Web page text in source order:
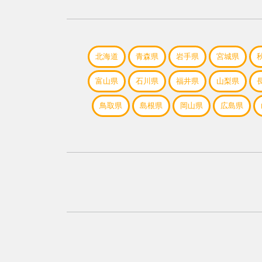
北海道 青森県 岩手県 宮城県
富山県 石川県 福井県 山梨県
鳥取県 島根県 岡山県 広島県